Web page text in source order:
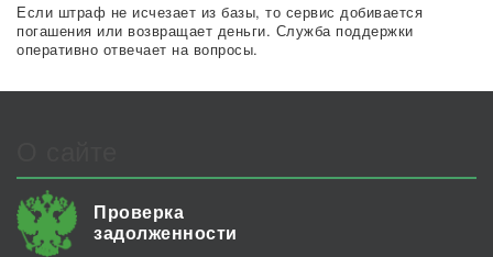
Если штраф не исчезает из базы, то сервис добивается
погашения или возвращает деньги. Служба поддержки
оперативно отвечает на вопросы.
Проверка
задолженности